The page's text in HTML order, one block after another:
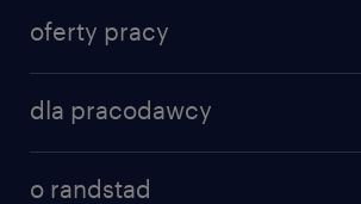
oferty pracy
specjalizacje
dla pracodawcy
o randstad